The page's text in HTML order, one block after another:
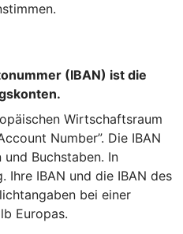
(IBAN) ist die
Wirtschaftsraum
Number”. Die IBAN
Buchstaben. In
Ihre IBAN und die IBAN des
bei einer
Europas.